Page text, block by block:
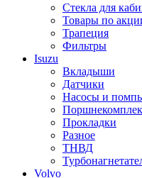
Стекла для
Товары по
Трапеция
Фильтры
Isuzu
Вкладыши
Датчики
Насосы и
Прокладки
Разное
ТНВД
Volvo